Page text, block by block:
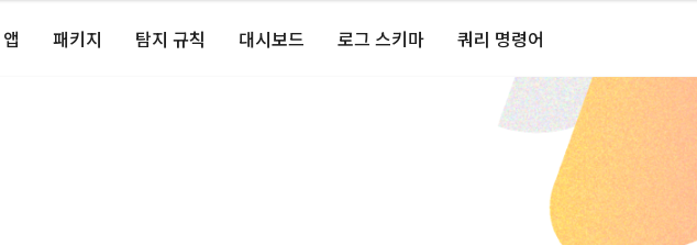
앱 패키지 탐지 규칙 대시보드 로그 스키마 쿼리 명령어